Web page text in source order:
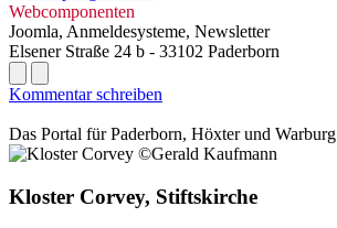
Webcomponenten
Joomla, Anmeldesysteme, Newsletter
Elsener Straße 24 b - 33102 Paderborn
Kommentar schreiben
Das Portal fürPaderborn, Höxterund Warburg
Kloster Corvey, Stiftskirche